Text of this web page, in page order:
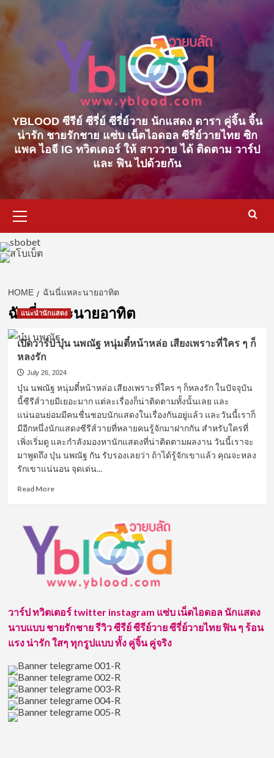
Skip
to
YBLOOD ซีรีย์ ซีรี่ย์ ซีรี่ย์วาย นักแสดง ดารา คู่จิ้น จิ้น
น่ารัก ชายรักชาย แซ่บ เน็ตไอดอล ซีรี่ย์วายไทย ซิก
แพค ไอจี IG ทวิตเตอร์ ให้ สาววาย ได้ ติดตาม วาร์ป
และ ฟิน ไปด้วยกัน
Menu
HOME ฉันนี่แหละนายอาทิต
ฉันนี่แหละนายอาทิต
แนะนำนักแสดง
เปิดวาร์ป บุ๋น นพณัฐ หนุ่มตี๋หน้าหล่อ เสียงเพราะที่ใคร ๆ ก็
หลงรัก
July 26, 2024
บุ๋น นพณัฐ หนุ่มตี๋หน้าหล่อ เสียงเพราะที่ใคร ๆ ก็หลงรัก ในปัจจุบัน
นี้ซีรีส์วายมีเยอะมาก แต่ละเรื่องก็น่าติดตามทั้งนั้นเลย และ
แน่นอนย่อมมีคนชื่นชอบนักแสดงในเรื่องกันอยู่แล้ว และวันนี้เราก็
มีอีกหนึ่งนักแสดงซีรีส์วายที่หลายคนรู้จักมาฝากกัน สำหรับใครที่
เพิ่งเริ่มดู และกำลังมองหานักแสดงที่น่าติดตามผลงาน วันนี้เราจะ
มาพูดถึง บุ๋น นพณัฐ กัน รับรองเลยว่า ถ้าได้รู้จักเขาแล้ว คุณจะหลง
รักเขาแน่นอน จุดเด่น...
Read MoreRead
วาร์
บุ๋น
นพณัฐ
หนุ่ม
หล่อ
เสียง
เพราะ
ใคร
หลง
รัก
วาร์ป ทวิตเตอร์ twitter instagram แซ่บ เน็ตไอดอล นักแสดง
นาบแบบ ชายรักชาย รีวิว ซีรีย์ ซีรีย์วาย ซีรี่ย์วายไทย ฟิน ๆ ร้อน
แรง น่ารัก ใสๆ ทุกรูปแบบ ทั้ง คู่จิ้น คู่จริง